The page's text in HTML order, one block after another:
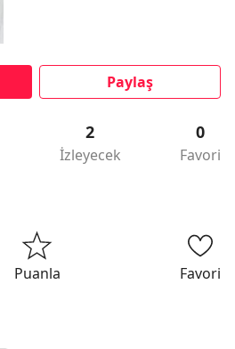
Paylaş
2
İzleyecek
0
Favori
Puanla Favori